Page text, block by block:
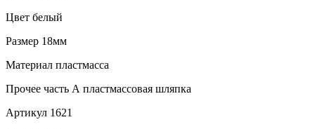
Цвет белый
Размер 18мм
Материал пластмасса
Прочее часть А пластмассовая шляпка
Артикул 1621